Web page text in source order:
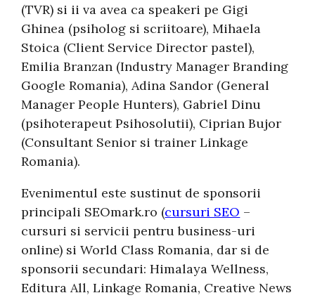
(TVR) si ii va avea ca speakeri pe Gigi
Ghinea (psiholog si scriitoare), Mihaela
Stoica (Client Service Director pastel),
Emilia Branzan (Industry Manager Branding
Google Romania), Adina Sandor (General
Manager People Hunters), Gabriel Dinu
(psihoterapeut Psihosolutii), Ciprian Bujor
(Consultant Senior si trainer Linkage
Romania).
Evenimentul este sustinut de sponsorii
principali SEOmark.ro (cursuri SEO –
cursuri si servicii pentru business-uri
online) si World Class Romania, dar si de
sponsorii secundari: Himalaya Wellness,
Editura All, Linkage Romania, Creative News